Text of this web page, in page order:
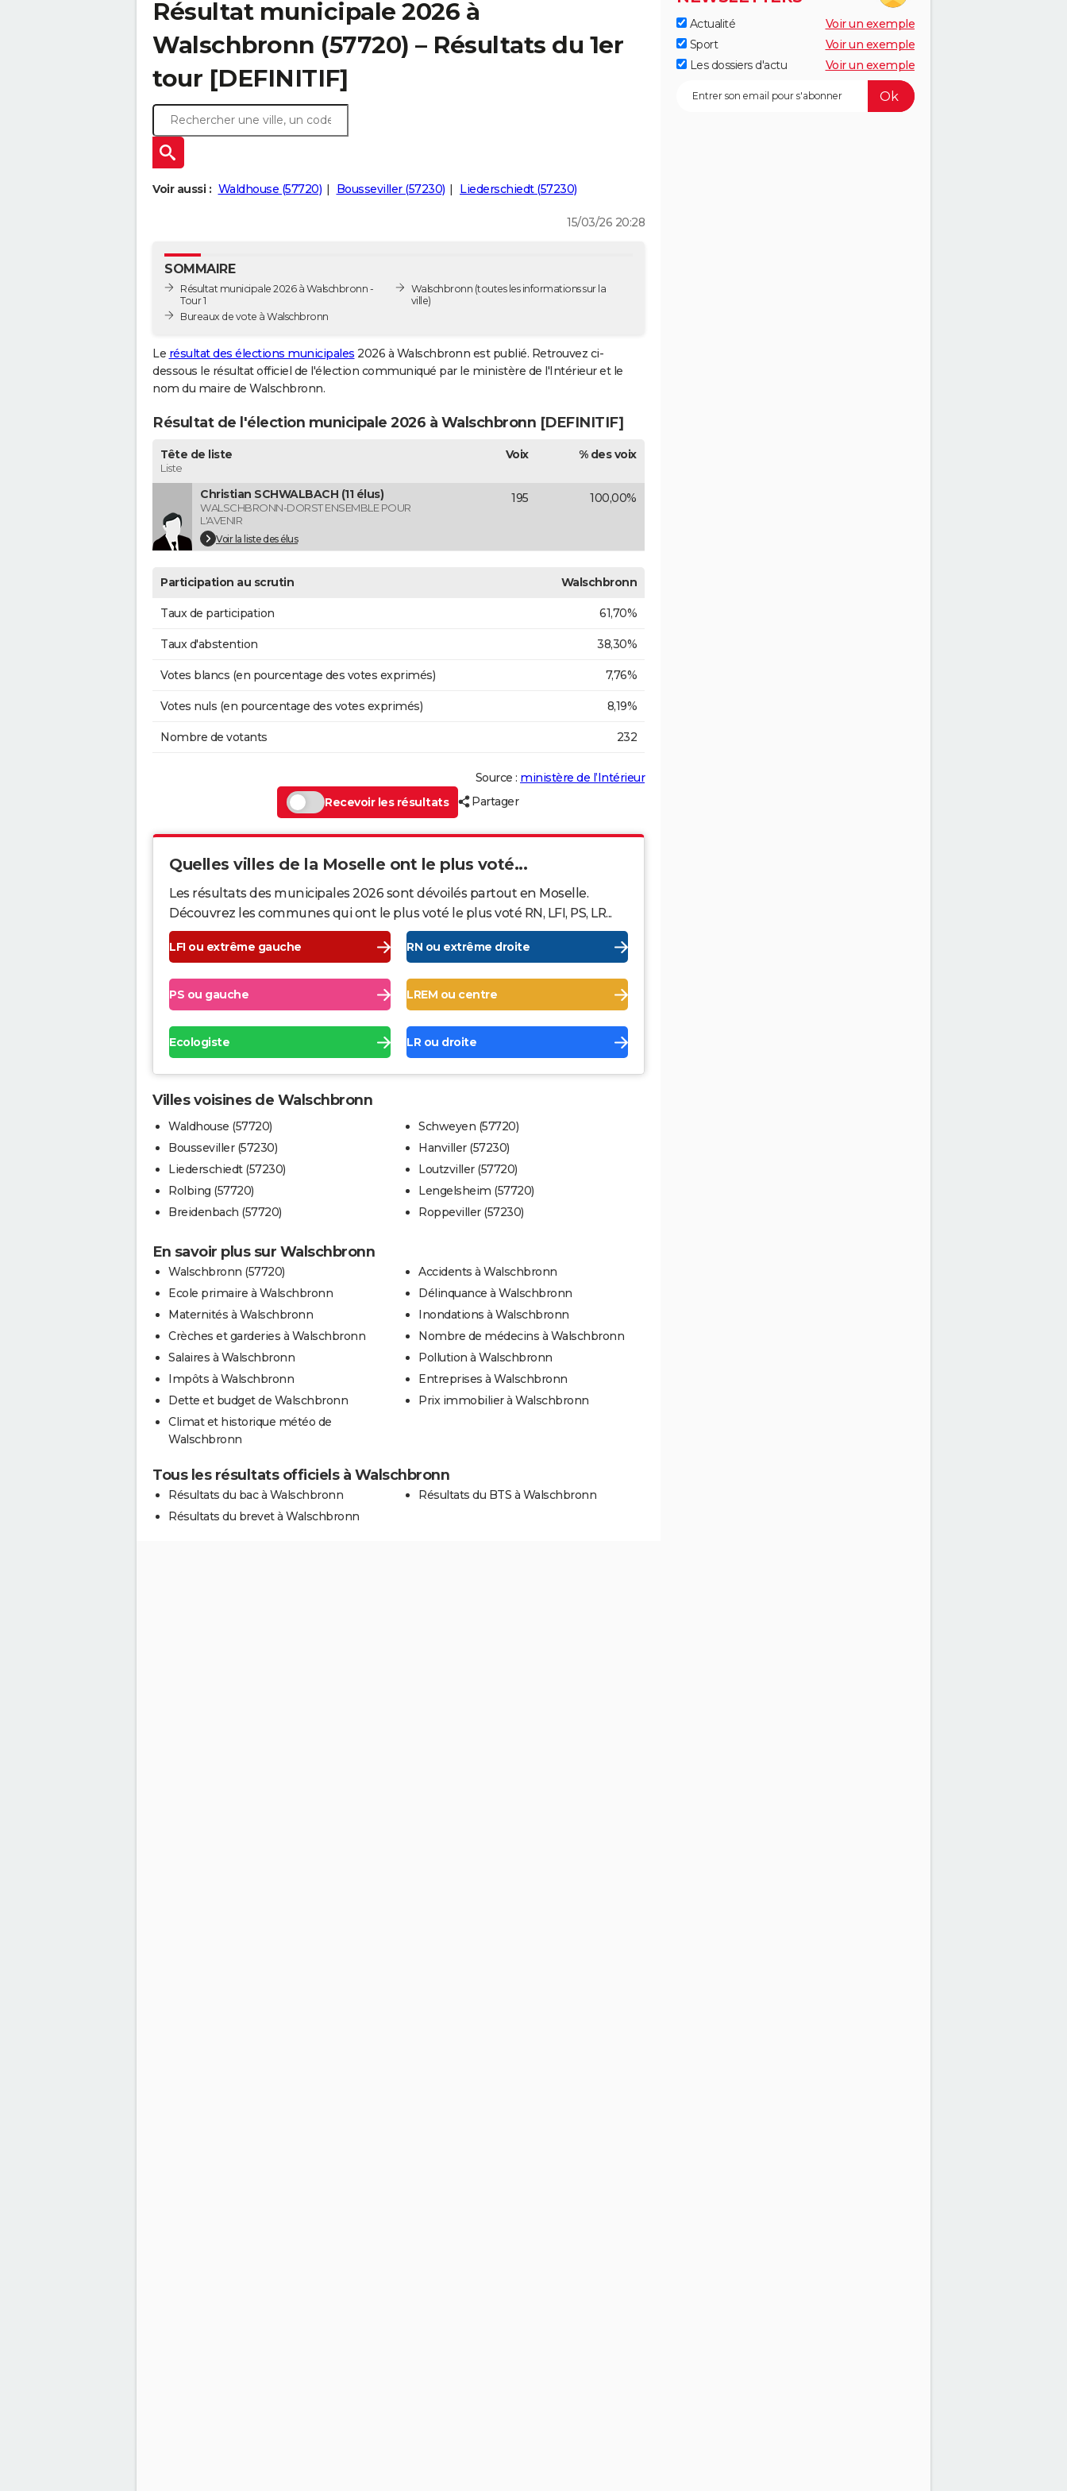
Résultat municipale 2026 à
Walschbronn (57720) – Résultats du 1er
tour [DEFINITIF]
Voir aussi : Waldhouse (57720) Bousseviller (57230) Liederschiedt (57230)
15/03/26 20:28
SOMMAIRE
Résultat municipale 2026 à Walschbronn -
Tour 1
Bureaux de vote à Walschbronn
Walschbronn (toutes les informations sur la
ville)
Le résultat des élections municipales 2026 à Walschbronn est publié. Retrouvez ci-
dessous le résultat officiel de l'élection communiqué par le ministère de l'Intérieur et le
nom du maire de Walschbronn.
Résultat de l'élection municipale 2026 à Walschbronn [DEFINITIF]
Tête de liste
Liste
Voix % des voix
Christian SCHWALBACH (11 élus)
WALSCHBRONN-DORST ENSEMBLE POUR
L'AVENIR
Voir la liste des élus
195 100,00%
Participation au scrutin Walschbronn
Taux de participation 61,70%
Taux d'abstention 38,30%
Votes blancs (en pourcentage des votes exprimés) 7,76%
Votes nuls (en pourcentage des votes exprimés) 8,19%
Nombre de votants 232
Source : ministère de l’Intérieur
Recevoir les résultats
Partager
Quelles villes de la Moselle ont le plus voté...
Les résultats des municipales 2026 sont dévoilés partout en Moselle.
Découvrez les communes qui ont le plus voté le plus voté RN, LFI, PS, LR...
LFI ou extrême gauche RN ou extrême droite
PS ou gauche LREM ou centre
Ecologiste LR ou droite
Villes voisines de Walschbronn
Waldhouse (57720)
Bousseviller (57230)
Liederschiedt (57230)
Rolbing (57720)
Breidenbach (57720)
Schweyen (57720)
Hanviller (57230)
Loutzviller (57720)
Lengelsheim (57720)
Roppeviller (57230)
En savoir plus sur Walschbronn
Walschbronn (57720)
Ecole primaire à Walschbronn
Maternités à Walschbronn
Crèches et garderies à Walschbronn
Salaires à Walschbronn
Impôts à Walschbronn
Dette et budget de Walschbronn
Climat et historique météo de
Walschbronn
Accidents à Walschbronn
Délinquance à Walschbronn
Inondations à Walschbronn
Nombre de médecins à Walschbronn
Pollution à Walschbronn
Entreprises à Walschbronn
Prix immobilier à Walschbronn
Tous les résultats officiels à Walschbronn
Résultats du bac à Walschbronn
Résultats du brevet à Walschbronn
Résultats du BTS à Walschbronn
Actualité
Voir un exemple
Sport
Voir un exemple
Les dossiers d'actu
Voir un exemple